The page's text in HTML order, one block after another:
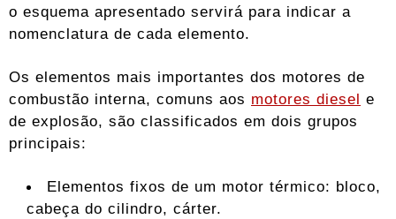
o esquema apresentado servirá para indicar a
nomenclatura de cada elemento.
Os elementos mais importantes dos motores de
combustão interna, comuns aos motores diesel e
de explosão, são classificados em dois grupos
principais:
Elementos fixos de um motor térmico: bloco,
cabeça do cilindro, cárter.